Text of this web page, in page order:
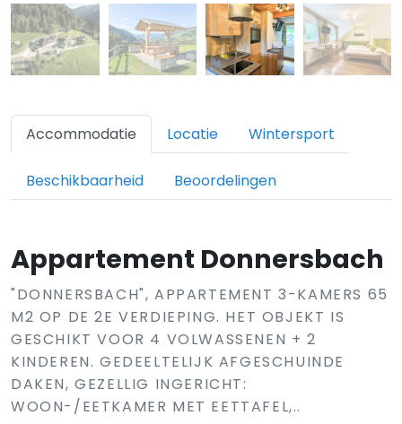
Accommodatie Locatie Wintersport
Beschikbaarheid Beoordelingen
Appartement Donnersbach
"DONNERSBACH", APPARTEMENT 3-KAMERS 65
M2 OP DE 2E VERDIEPING. HET OBJEKT IS
GESCHIKT VOOR 4 VOLWASSENEN + 2
KINDEREN. GEDEELTELIJK AFGESCHUINDE
DAKEN, GEZELLIG INGERICHT:
WOON-/EETKAMER MET EETTAFEL,..